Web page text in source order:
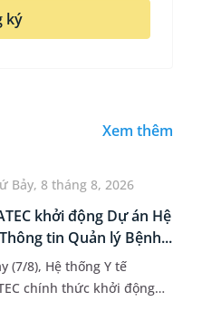
ký
Xem thêm
Bảy, 8 tháng 8, 2026
khởi động Dự án Hệ
tin Quản lý Bệnh...
(7/8), Hệ thống Y tế
chính thức khởi động